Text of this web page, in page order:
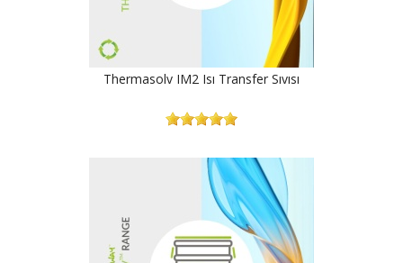
Thermasolv IM2 Isı Transfer Sıvısı